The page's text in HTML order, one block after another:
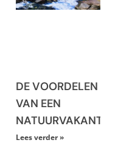
DE VOORDELEN
VAN EEN
NATUURVAKANTIE
Lees verder »